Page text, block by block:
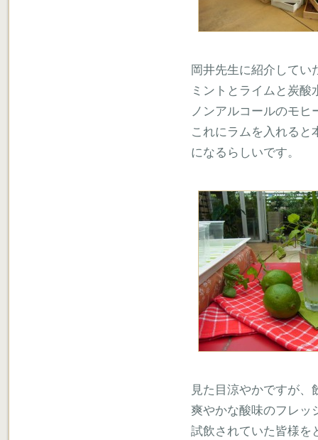
岡井先生に紹介してい
ミントとライムと炭酸
ノンアルコールのモヒ
これにラムを入れると
になるらしいです。
見た目涼やかですが、
爽やかな酸味のフレッ
試飲されていた皆様を